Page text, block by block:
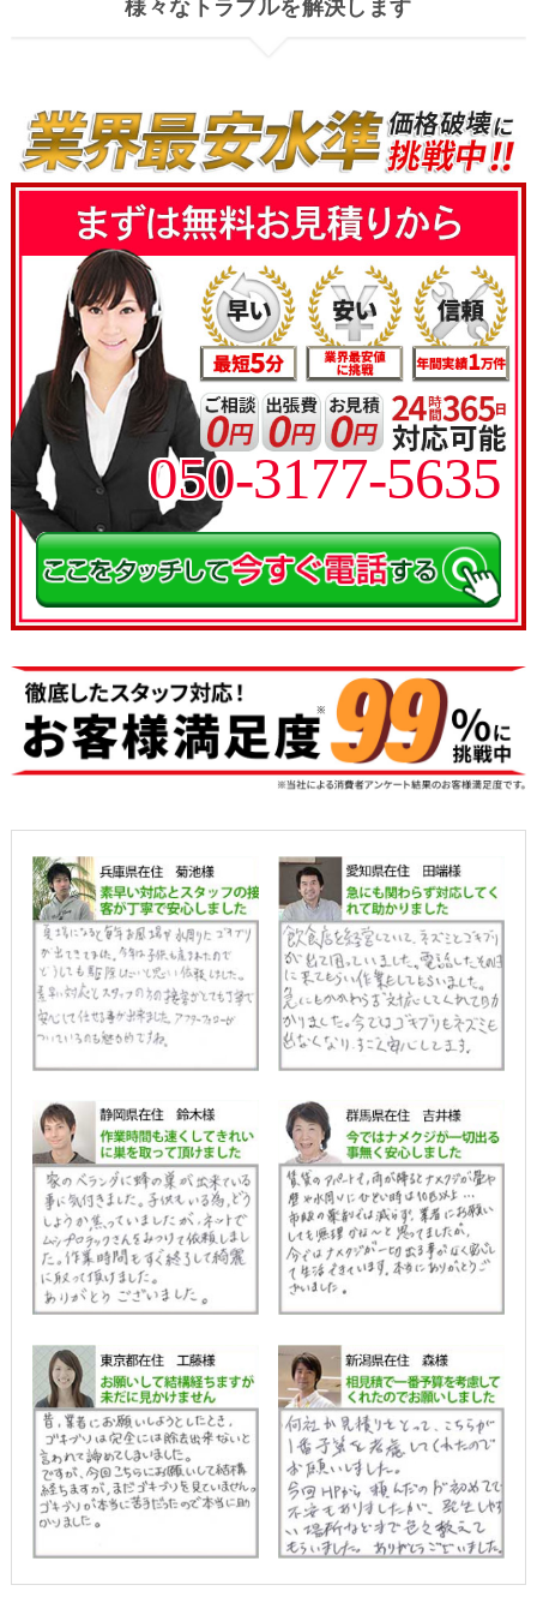
様々なトラブルを解決します
050-3177-5635